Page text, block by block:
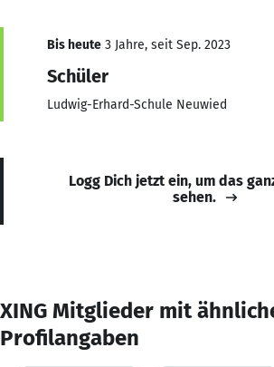
Bis heute 3 Jahre, seit Sep. 2023
Schüler
Ludwig-Erhard-Schule Neuwied
Logg Dich jetzt ein, um das
sehen.
XING Mitglieder mit
Profilangaben